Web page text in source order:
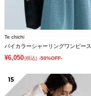
Te chichi
バイカラーシャーリングワンピース
¥6,050(税込) -50%OFF-
15